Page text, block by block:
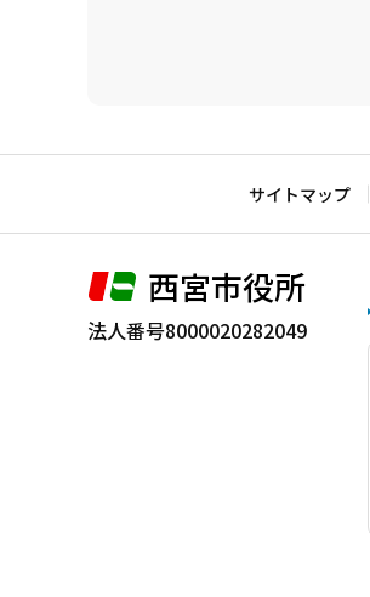
文
で
サイトマップ
西宮市役所
法人番号8000020282049